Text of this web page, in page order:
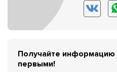
Получайте информацию
первыми!